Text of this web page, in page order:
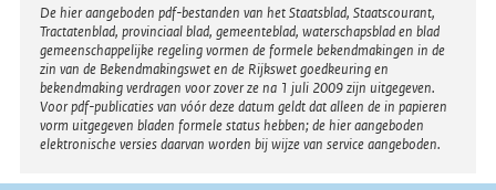
Disclaimer
De hier aangeboden pdf-bestanden van het Staatsblad, Staatscourant,
Tractatenblad, provinciaal blad, gemeenteblad, waterschapsblad en blad
gemeenschappelijke regeling vormen de formele bekendmakingen in de
zin van de Bekendmakingswet en de Rijkswet goedkeuring en
bekendmaking verdragen voor zover ze na 1 juli 2009 zijn uitgegeven.
Voor pdf-publicaties van vóór deze datum geldt dat alleen de in papieren
vorm uitgegeven bladen formele status hebben; de hier aangeboden
elektronische versies daarvan worden bij wijze van service aangeboden.